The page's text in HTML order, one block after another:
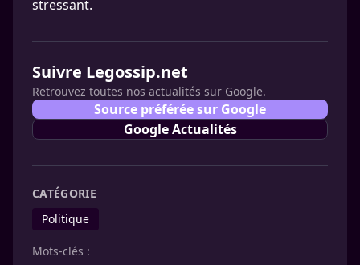
stressant.
Suivre Legossip.net
Retrouvez toutes nos actualités sur Google.
Source préférée sur Google
Google Actualités
CATÉGORIE
Politique
Mots-clés :